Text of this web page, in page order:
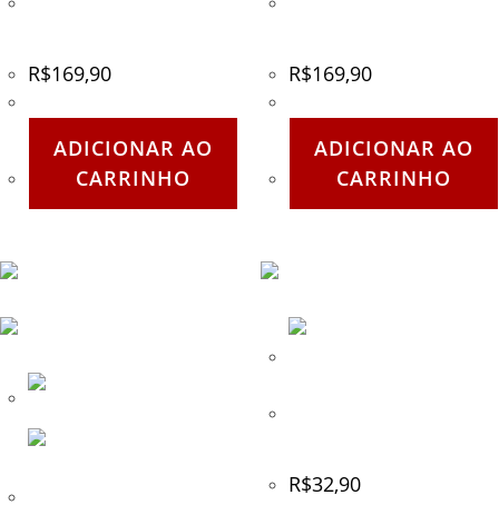
R$169,90
ADICIONAR AO
CARRINHO
R$169,90
ADICIONAR AO
CARRINHO
R$32,90